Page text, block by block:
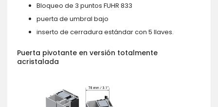
Bloqueo de 3 puntos FUHR 833
puerta de umbral bajo
inserto de cerradura estándar con 5 llaves.
Puerta pivotante en versión totalmente
acristalada